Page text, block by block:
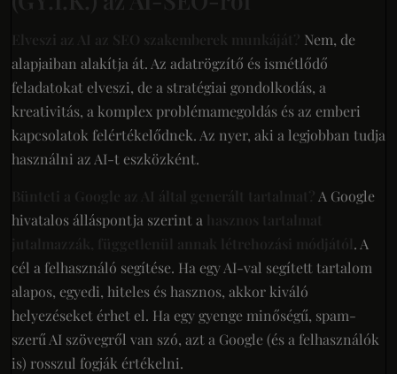
Elveszi az AI az SEO szakemberek munkáját?
Nem, de
alapjaiban alakítja át. Az adatrögzítő és ismétlődő
feladatokat elveszi, de a stratégiai gondolkodás, a
kreativitás, a komplex problémamegoldás és az emberi
kapcsolatok felértékelődnek. Az nyer, aki a legjobban tudja
használni az AI-t eszközként.
Bünteti a Google az AI által generált tartalmat?
A Google
hivatalos álláspontja szerint a
hasznos tartalmat
jutalmazzák, függetlenül annak létrehozási módjától . A
cél a felhasználó segítése. Ha egy AI-val segített tartalom
alapos, egyedi, hiteles és hasznos, akkor kiváló
helyezéseket érhet el. Ha egy gyenge minőségű, spam-
szerű AI szövegről van szó, azt a Google (és a felhasználók
is) rosszul fogják értékelni.